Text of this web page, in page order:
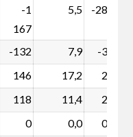
-1
167
5,5 -28,3
-132 7,9 -3,7
146 17,2 2,2
118 11,4 2,0
0 0,0 0,0